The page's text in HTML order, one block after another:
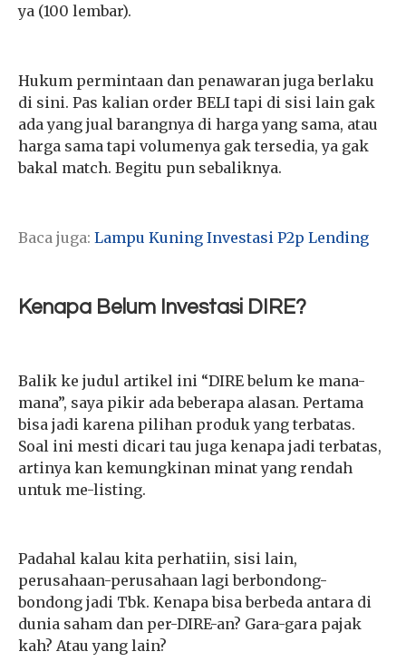
ya (100 lembar).
Hukum permintaan dan penawaran juga berlaku
di sini. Pas kalian order BELI tapi di sisi lain gak
ada yang jual barangnya di harga yang sama, atau
harga sama tapi volumenya gak tersedia, ya gak
bakal match. Begitu pun sebaliknya.
Baca juga: Lampu Kuning Investasi P2p Lending
Kenapa Belum Investasi DIRE?
Balik ke judul artikel ini “DIRE belum ke mana-
mana”, saya pikir ada beberapa alasan. Pertama
bisa jadi karena pilihan produk yang terbatas.
Soal ini mesti dicari tau juga kenapa jadi terbatas,
artinya kan kemungkinan minat yang rendah
untuk me-listing.
Padahal kalau kita perhatiin, sisi lain,
perusahaan-perusahaan lagi berbondong-
bondong jadi Tbk. Kenapa bisa berbeda antara di
dunia saham dan per-DIRE-an? Gara-gara pajak
kah? Atau yang lain?